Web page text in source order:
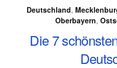
Deutschland,
Oberbayern,
Die 7